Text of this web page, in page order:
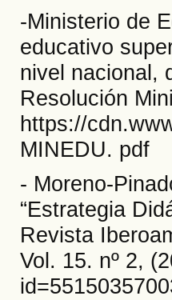
-Ministerio de
educativo
nivel nacional,
Resolución
https://
MINEDU. pdf
- Moreno-
“Estrategia
Revista
Vol. 15. nº 2,